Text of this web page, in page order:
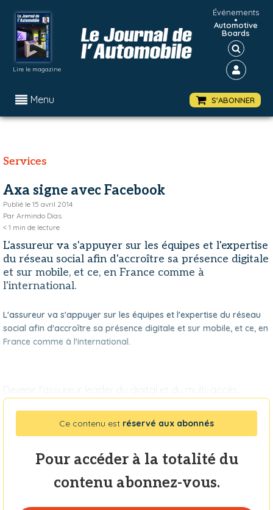
Lire le magazine
Événements
•
Automotive
Boards
Menu S'ABONNER
Services
Axa signe avec Facebook
Publié le 15 avril 2014
Par Armindo Dias
< 1 min de lecture
L'assureur va s'appuyer sur les équipes et l'expertise
du réseau social afin d'accroître sa présence digitale
et sur mobile, et ce, en France comme à
l'international.
L'assureur va s'appuyer sur les équipes et l'expertise du réseau
social afin d'accroître sa présence digitale et sur mobile, et ce, en
France comme à l'international.
Devenir l'assureur leader du digital et du multi-accès.
Ce contenu est réservé aux abonnés
Pour accéder à la totalité du
contenu abonnez-vous.